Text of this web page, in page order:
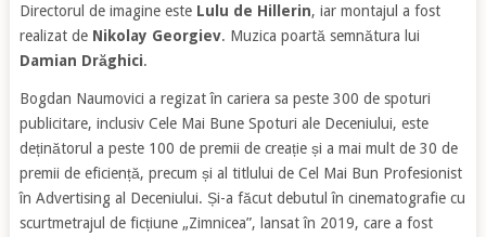
Directorul de imagine este Lulu de Hillerin, iar montajul a fost
realizat de Nikolay Georgiev. Muzica poartă semnătura lui
Damian Drăghici.
Bogdan Naumovici a regizat în cariera sa peste 300 de spoturi
publicitare, inclusiv Cele Mai Bune Spoturi ale Deceniului, este
deținătorul a peste 100 de premii de creație și a mai mult de 30 de
premii de eficiență, precum și al titlului de Cel Mai Bun Profesionist
în Advertising al Deceniului. Și-a făcut debutul în cinematografie cu
scurtmetrajul de ficțiune „Zimnicea”, lansat în 2019, care a fost